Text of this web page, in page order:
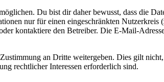
Du bist dir daher bewusst, dass die
nur für einen eingeschränkten
kontaktiere den Betreiber. Die E-Mail-
an Dritte weitergeben. Dies gilt
rechtlicher Interessen erforderlich sind.